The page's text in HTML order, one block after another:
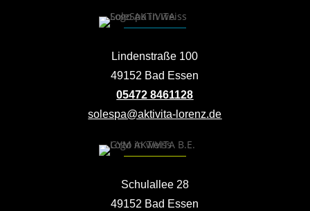
Lindenstraße 100
49152 Bad Essen
05472 8461128
solespa@aktivita-lorenz.de
Schulallee 28
49152 Bad Essen